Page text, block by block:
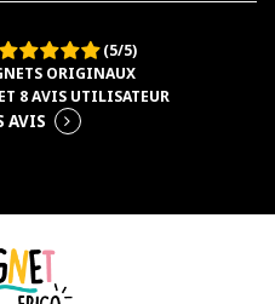
(5/5)
ORIGINAUX
8AVIS UTILISATEUR
AVIS